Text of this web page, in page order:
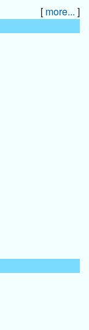
[ more... ]